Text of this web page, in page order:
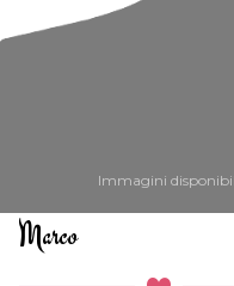
Immagini
Marco